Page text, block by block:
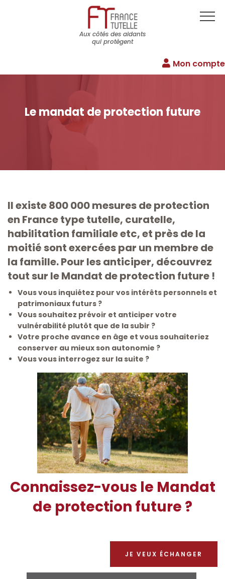
Aux côtés des aidants
qui protègent
Mon compte
Le mandat de protection future
Il existe 800 000 mesures de protection
en France type tutelle, curatelle,
habilitation familiale etc, et près de la
moitié sont exercées par un membre de
la famille. Pour les anticiper, découvrez
tout sur le Mandat de protection future !
Vous vous inquiétez pour vos intérêts personnels et
patrimoniaux futurs ?
Vous souhaitez prévoir et anticiper votre
vulnérabilité plutôt que de la subir ?
Votre proche avance en âge et vous souhaiteriez
conserver au mieux son autonomie ?
Vous vous interrogez sur la suite ?
Connaissez-vous le Mandat
de protection future ?
JE VEUX ÉCHANGER